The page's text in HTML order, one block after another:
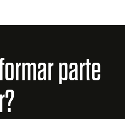
parte